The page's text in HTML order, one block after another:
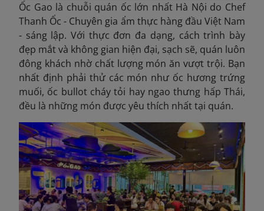
Ốc Gao là chuỗi quán ốc lớn nhất Hà Nội do Chef
Thanh Ốc - Chuyên gia ẩm thực hàng đầu Việt Nam
- sáng lập. Với thực đơn đa dạng, cách trình bày
đẹp mắt và không gian hiện đại, sạch sẽ, quán luôn
đông khách nhờ chất lượng món ăn vượt trội. Bạn
nhất định phải thử các món như ốc hương trứng
muối, ốc bullot cháy tỏi hay ngao thưng hấp Thái,
đều là những món được yêu thích nhất tại quán.